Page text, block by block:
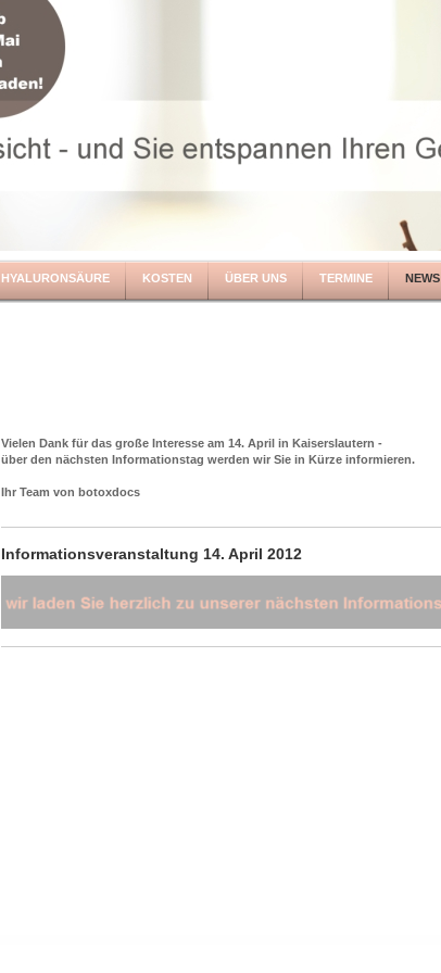
HYALURONSÄURE KOSTEN ÜBER UNS TERMINE NEWS
Vielen Dank für das große Interesse am 14. April in Kaiserslautern -
über den nächsten Informationstag werden wir Sie in Kürze informieren.
Ihr Team von botoxdocs
Informationsveranstaltung 14. April 2012